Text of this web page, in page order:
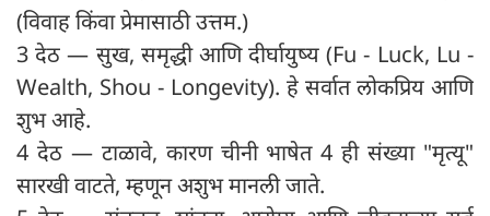
(विवाह किंवा प्रेमासाठी उत्तम.)
3 देठ — सुख, समृद्धी आणि दीर्घायुष्य (Fu - Luck, Lu -
Wealth, Shou - Longevity). हे सर्वात लोकप्रिय आणि
शुभ आहे.
4 देठ — टाळावे, कारण चीनी भाषेत 4 ही संख्या "मृत्यू"
सारखी वाटते, म्हणून अशुभ मानली जाते.